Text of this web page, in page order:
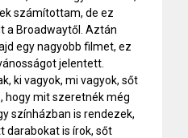
számítottam, de ez
a Broadwaytől. Aztán
egy nagyobb filmet, ez
jelentett.
ki vagyok, mi vagyok, sőt
hogy mit szeretnék még
színházban is rendezek,
darabokat is írok, sőt